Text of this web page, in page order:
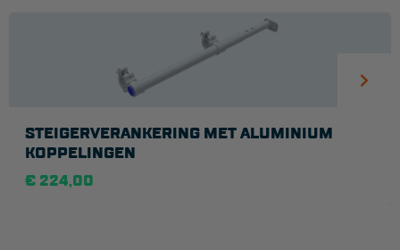
STEIGERVERANKERING MET ALUMINIUM
KOPPELINGEN
€ 224,00